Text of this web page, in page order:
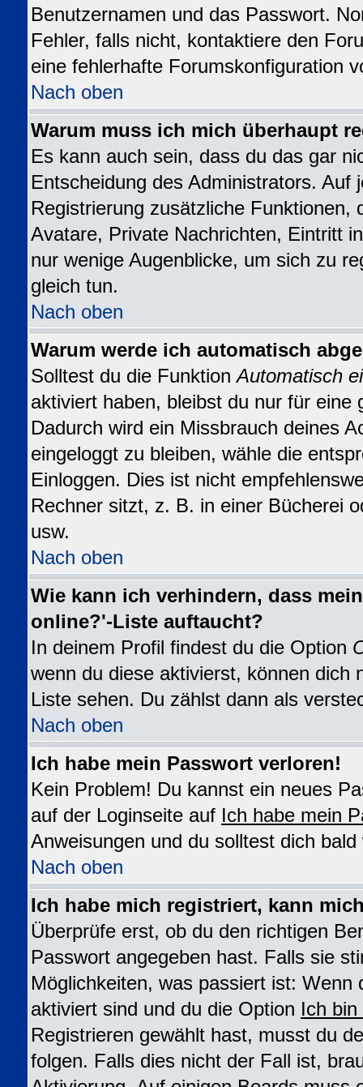
Benutzernamen und das Passwort.
Fehler, falls nicht, kontaktiere den
eine fehlerhafte Forumskonfiguration
Nach oben
Warum muss ich mich überhaupt
Es kann auch sein, dass du das gar
Entscheidung des Administrators. Auf
Registrierung zusätzliche Funktionen,
Avatare, Private Nachrichten, Eintritt
nur wenige Augenblicke, um sich zu
gleich tun.
Nach oben
Warum werde ich automatisch
Solltest du die FunktionAutomatisch
aktiviert haben, bleibst du nur für eine
Dadurch wird ein Missbrauch deines
eingeloggt zu bleiben, wähle die
Einloggen. Dies ist nicht
Rechner sitzt, z. B. in einer Bücherei
usw.
Nach oben
Wie kann ich verhindern, dass
online?'-Liste auftaucht?
In deinem Profil findest du die Option
wenn du diese aktivierst, können dich
Liste sehen. Du zählst dann als
Nach oben
Ich habe mein Passwort verloren!
Kein Problem! Du kannst ein neues
auf der Loginseite auf Ich habe mein
Anweisungen und du solltest dich
Nach oben
Ich habe mich registriert, kann
Überprüfe erst, ob du den richtigen
Passwort angegeben hast. Falls sie
Möglichkeiten, was passiert ist: Wenn
aktiviert sind und du die Option Ich
Registrieren gewählt hast, musst du
folgen. Falls dies nicht der Fall ist,